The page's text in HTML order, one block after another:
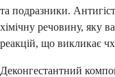
та подразники.
хімічну речовину, яку
реакцій, що викликає
Деконгестантний